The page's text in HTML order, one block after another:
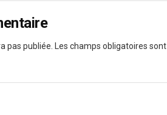
pas publiée. Les champs obligatoires